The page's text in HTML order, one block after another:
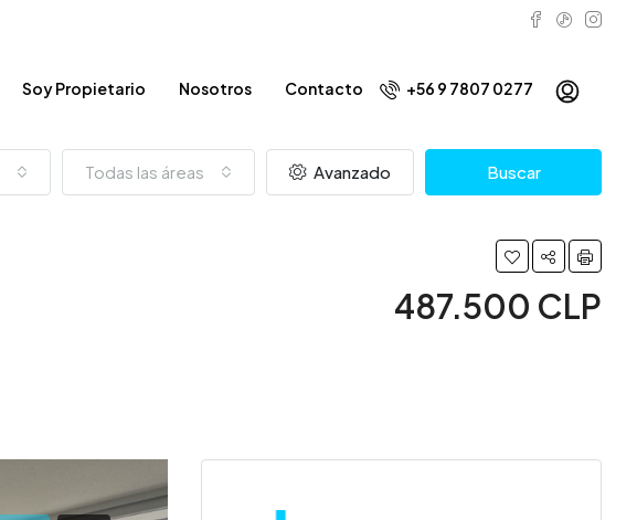
Soy Propietario Nosotros Contacto +56 9 7807 0277
Todas las áreas Avanzado Buscar
487.500 CLP